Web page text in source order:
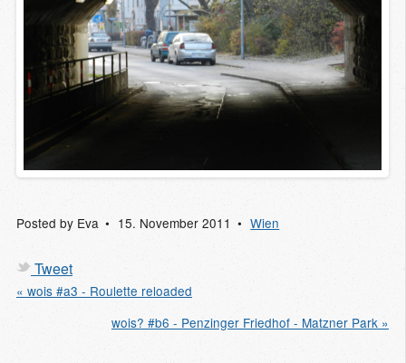
Posted by Eva 15. November 2011 Wien
Tweet
« wois #a3 - Roulette reloaded
wois? #b6 - Penzinger Friedhof - Matzner Park »